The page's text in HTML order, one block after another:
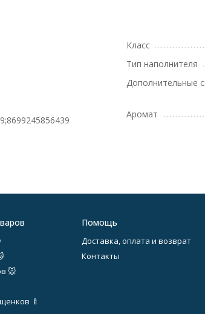
Класс
Тип наполнителя
Дополнительные
Аромат
🐭
🍼
Помощь
Доставка, оплата и возврат
Контакты